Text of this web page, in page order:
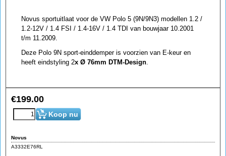
Novus sportuitlaat voor de VW Polo 5 (9N/9N3) modellen 1.2 /
1.2-12V / 1.4 FSI / 1.4-16V / 1.4 TDI van bouwjaar 10.2001
t/m 11.2009.
Deze Polo 9N sport-einddemper is voorzien van E-keur en
heeft eindstyling 2x Ø 76mm DTM-Design
€199.00
Koop nu
Novus
A3332E76RL